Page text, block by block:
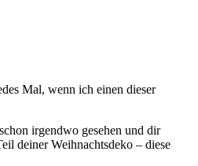
Mal, wenn ich einen dieser
irgendwo gesehen und dir
deiner Weihnachtsdeko – diese